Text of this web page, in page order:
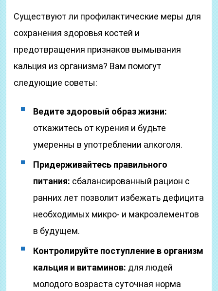
Существуют ли профилактические меры для
сохранения здоровья костей и
предотвращения признаков вымывания
кальция из организма? Вам помогут
следующие советы:
Ведите здоровый образ жизни:
откажитесь от курения и будьте
умеренны в употреблении алкоголя.
Придерживайтесь правильного
питания: сбалансированный рацион с
ранних лет позволит избежать дефицита
необходимых микро- и макроэлементов
в будущем.
Контролируйте поступление в организм
кальция и витаминов: для людей
молодого возраста суточная норма